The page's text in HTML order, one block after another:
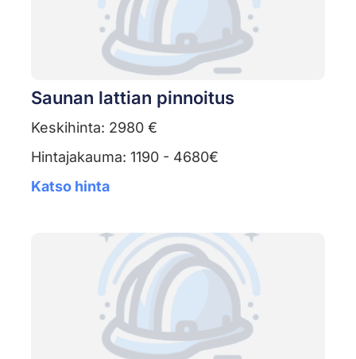
Saunan lattian pinnoitus
Keskihinta: 2980 €
Hintajakauma: 1190 - 4680€
Katso hinta